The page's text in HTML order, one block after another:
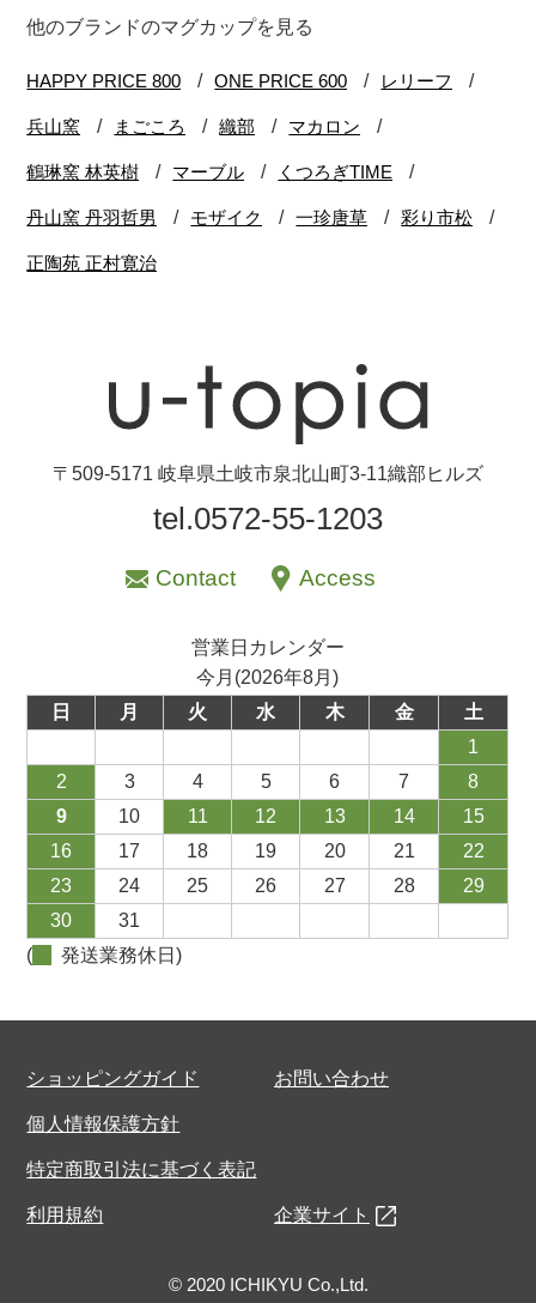
他のブランドのマグカップを見る
〒509-5171 岐阜県土岐市泉北山町3-11織部ヒルズ
tel.0572-55-1203
Contact Access
営業日カレンダー
今月(2026年8月)
日
月 火 水 木 金
土
1
2
3 4 5 6 7
8
9
10 11 12 13 14
15
16
17 18 19 20 21
22
23
24 25 26 27 28
29
30
31
(
発送業務休日)
ショッピングガイド お問い合わせ
個人情報保護方針
特定商取引法に基づく表記
利用規約 企業サイト
© 2020 ICHIKYU Co.,Ltd.